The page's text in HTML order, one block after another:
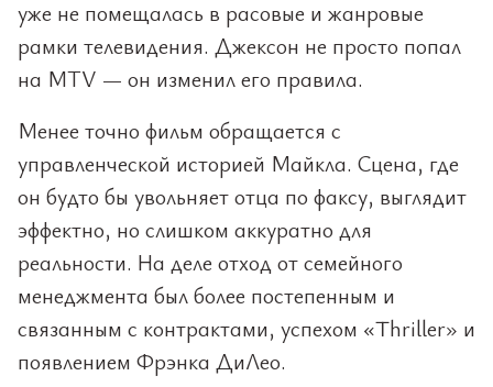
уже не помещалась в расовые и жанровые
рамки телевидения. Джексон не просто попал
на MTV — он изменил его правила.
Менее точно фильм обращается с
управленческой историей Майкла. Сцена, где
он будто бы увольняет отца по факсу, выглядит
эффектно, но слишком аккуратно для
реальности. На деле отход от семейного
менеджмента был более постепенным и
связанным с контрактами, успехом «Thriller» и
появлением Фрэнка ДиЛео.